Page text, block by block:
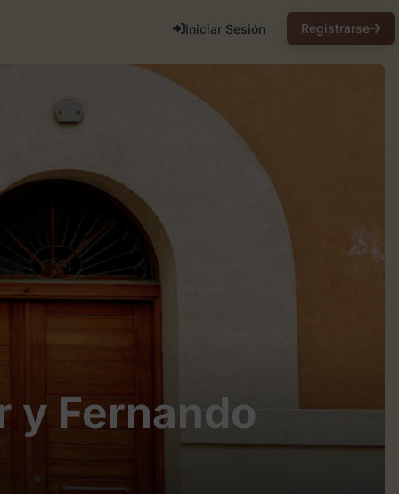
Iniciar Sesión Registrarse
y Fernando